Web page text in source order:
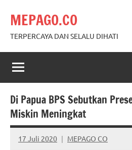
content
MEPAGO.CO
TERPERCAYA DAN SELALU DIHATI
Di Papua BPS Sebutkan
Miskin Meningkat
17 Juli 2020 MEPAGO CO
No